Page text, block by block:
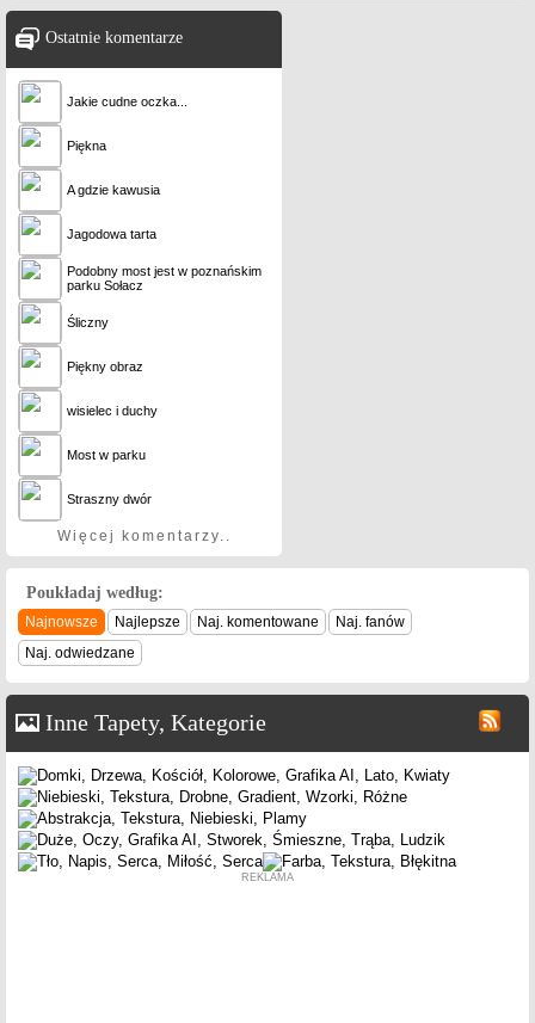
Ostatnie komentarze
Jakie cudne oczka...
Piękna
A gdzie kawusia
Jagodowa tarta
Podobny most jest w poznańskim
parku Sołacz
Śliczny
Piękny obraz
wisielec i duchy
Most w parku
Straszny dwór
Więcej komentarzy..
Poukładaj według:
Najnowsze Najlepsze Naj. komentowane
Naj. fanów
Naj. odwiedzane
Inne Tapety, Kategorie
REKLAMA